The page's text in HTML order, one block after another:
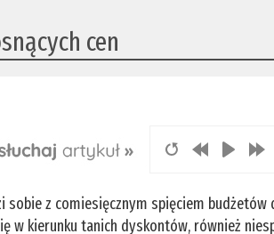
cen
sobie z comiesięcznym spięciem
w kierunku tanich dyskontów, również